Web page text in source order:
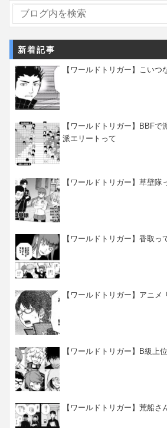
新着記事
【ワールドトリガー】こいつ
【ワールドトリガー】BBFで
派エリートって
【ワールドトリガー】草壁隊
【ワールドトリガー】香取っ
【ワールドトリガー】アニメ
【ワールドトリガー】B級上
【ワールドトリガー】荒船さ